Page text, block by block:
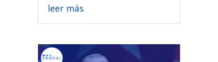
leer más